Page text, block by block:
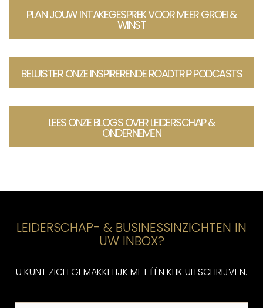
PLAN JOUW INTAKEGESPREK VOOR MEER GROEI &
WINST
BELUISTER ONZE INSPIRERENDE ROADTRIP PODCASTS
LEES ONZE BLOGS OVER LEIDERSCHAP &
ONDERNEMEN
LEIDERSCHAP- & BUSINESSINZICHTEN IN
UW INBOX?
U KUNT ZICH GEMAKKELIJK MET ÉÉN KLIK UITSCHRIJVEN.